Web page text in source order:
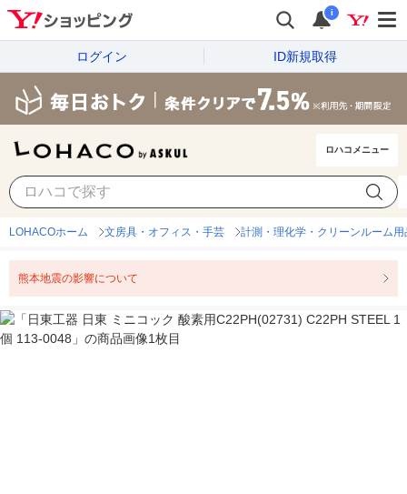
i
ログイン ID新規取得
ロハコメニュー
LOHACOホーム 文房具・オフィス・手芸 計測・理化学・クリーンルーム用
熊本地震の影響について